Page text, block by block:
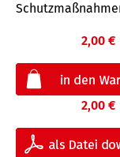
2,00 €
2,00 €